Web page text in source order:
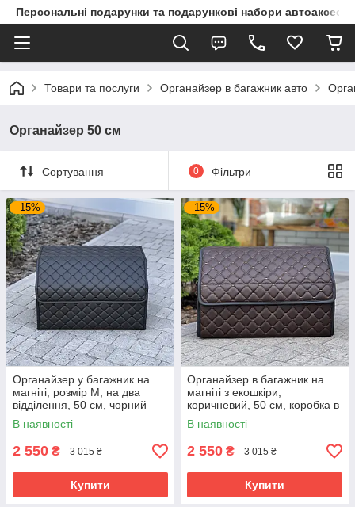
Персональні подарунки та подарункові набори
Товари та послуги Органайзер в багажник авто
Органайзер 50 см
Сортування 0 Фільтри
–15%
Органайзер у багажник на
магніті, розмір М, на два
відділення, 50 см, чорний
колір, сумка в машину
В наявності
2 550 ₴ 3 015 ₴
Купити
–15%
Органайзер в багажник на
магніті з екошкіри,
коричневий, 50 см, коробка в
багажник
В наявності
2 550 ₴ 3 015 ₴
Купити